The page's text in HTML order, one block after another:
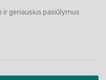
ir geriausius pasiūlymus